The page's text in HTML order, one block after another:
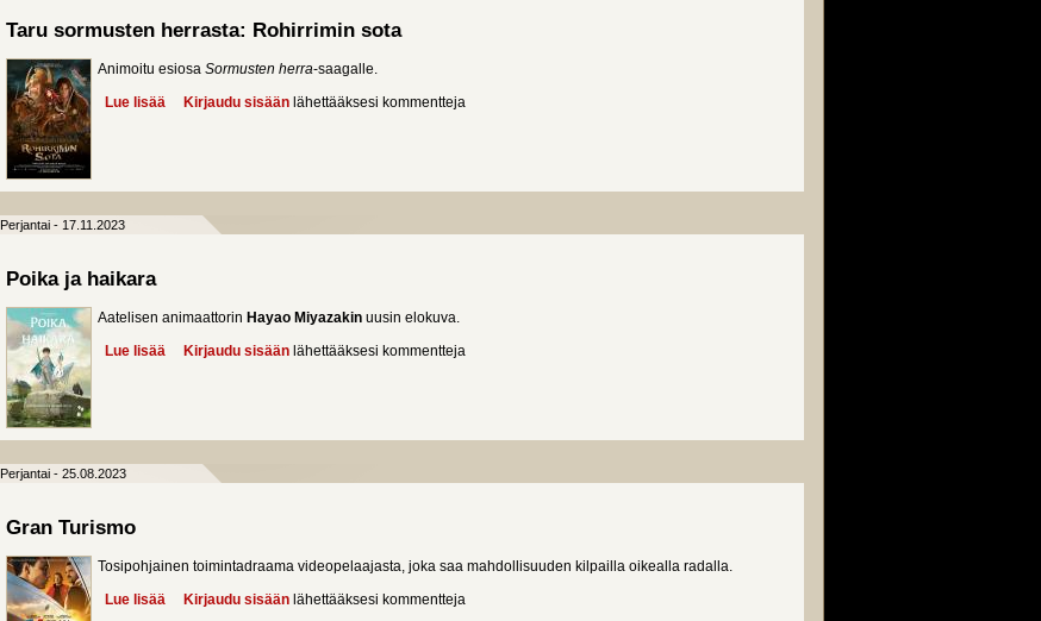
Taru sormusten herrasta: Rohirrimin sota
Animoitu esiosa Sormusten herra-saagalle.
Lue lisää about Taru sormusten herrasta: Rohirrimin sota
Kirjaudu sisään lähettääksesi kommentteja
Perjantai - 17.11.2023
Poika ja haikara
Aatelisen animaattorin Hayao Miyazakin uusin elokuva.
Lue lisää about Poika ja haikara
Kirjaudu sisään lähettääksesi kommentteja
Perjantai - 25.08.2023
Gran Turismo
Tosipohjainen toimintadraama videopelaajasta, joka saa mahdollisuuden kilpailla oikealla radalla.
Lue lisää about Gran Turismo
Kirjaudu sisään lähettääksesi kommentteja